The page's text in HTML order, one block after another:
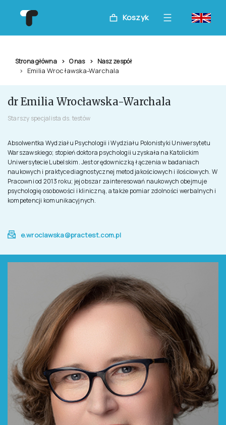
Koszyk
Strona główna O nas Nasz zespół
Emilia Wrocławska-Warchala
dr Emilia Wrocławska-Warchala
Starszy specjalista ds. testów
Absolwentka Wydziału Psychologii i Wydziału Polonistyki Uniwersytetu
Warszawskiego; stopień doktora psychologii uzyskała na Katolickim
Uniwersytecie Lubelskim. Jest orędowniczką łączenia w badaniach
naukowych i praktyce diagnostycznej metod jakościowych i ilościowych. W
Pracowni od 2013 roku; jej obszar zainteresowań naukowych obejmuje
psychologię osobowości i kliniczną, a także pomiar zdolności werbalnych i
kompetencji komunikacyjnych.
e.wroclawska@practest.com.pl